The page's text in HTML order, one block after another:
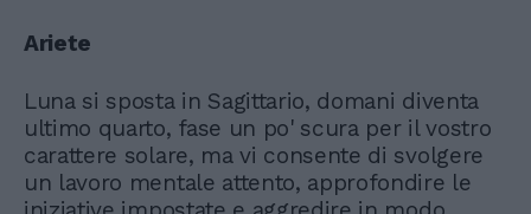
Ariete
Luna si sposta in Sagittario, domani diventa
ultimo quarto, fase un po' scura per il vostro
carattere solare, ma vi consente di svolgere
un lavoro mentale attento, approfondire le